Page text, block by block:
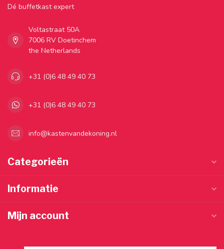
Dé buffetkast expert
Voltastraat 50A
7006 RV Doetinchem
the Netherlands
+31 (0)6 48 49 40 73
+31 (0)6 48 49 40 73
info@kastenvandekoning.nl
Categorieën
Informatie
Mijn account